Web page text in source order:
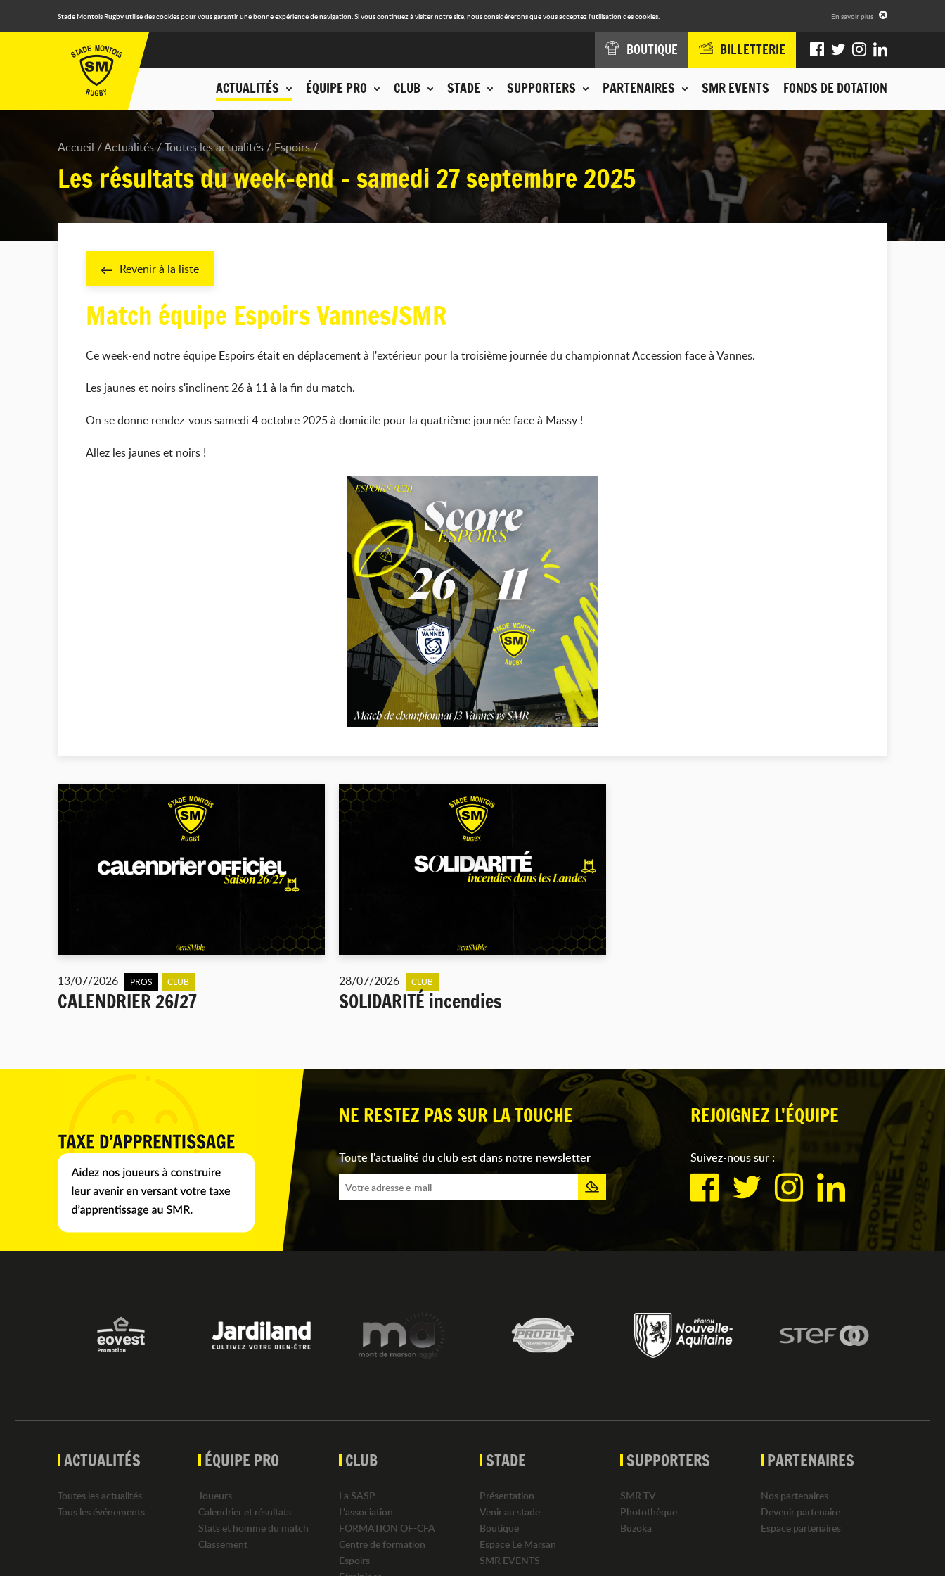
Stade Montois Rugby utilise des cookies pour vous garantir une bonne expérience de navigation. Si vous continuez à visiter notre site, nous considérerons que vous acceptez l'utilisation des cookies. En savoir plus
ACTUALITÉS ÉQUIPE PRO CLUB STADE SUPPORTERS PARTENAIRES SMR EVENTS FONDS DE DOTATION
BOUTIQUE BILLETTERIE
Accueil Actualités Toutes les actualités Espoirs
Les résultats du week-end - samedi 27 septembre 2025
Revenir à la liste
Match équipe Espoirs Vannes/SMR
Ce week-end notre équipe Espoirs était en déplacement à l'extérieur pour la troisième journée du championnat Accession face à Vannes.
Les jaunes et noirs s'inclinent 26 à 11 à la fin du match.
On se donne rendez-vous samedi 4 octobre 2025 à domicile pour la quatrième journée face à Massy !
Allez les jaunes et noirs !
13/07/2026 PROS CLUB
CALENDRIER 26/27
28/07/2026 CLUB
SOLIDARITÉ incendies
NE RESTEZ PAS SUR LA TOUCHE
Toute l'actualité du club est dans notre newsletter
REJOIGNEZ L'ÉQUIPE
Suivez-nous sur :
ACTUALITÉS
Toutes les actualités
Tous les événements
ÉQUIPE PRO
Joueurs
Calendrier et résultats
Stats et homme du match
Classement
CLUB
La SASP
L'association
FORMATION OF-CFA
Centre de formation
Espoirs
STADE
Présentation
Venir au stade
Boutique
Espace Le Marsan
SMR EVENTS
SUPPORTERS
SMR TV
Photothèque
Buzoka
PARTENAIRES
Nos partenaires
Devenir partenaire
Espace partenaires